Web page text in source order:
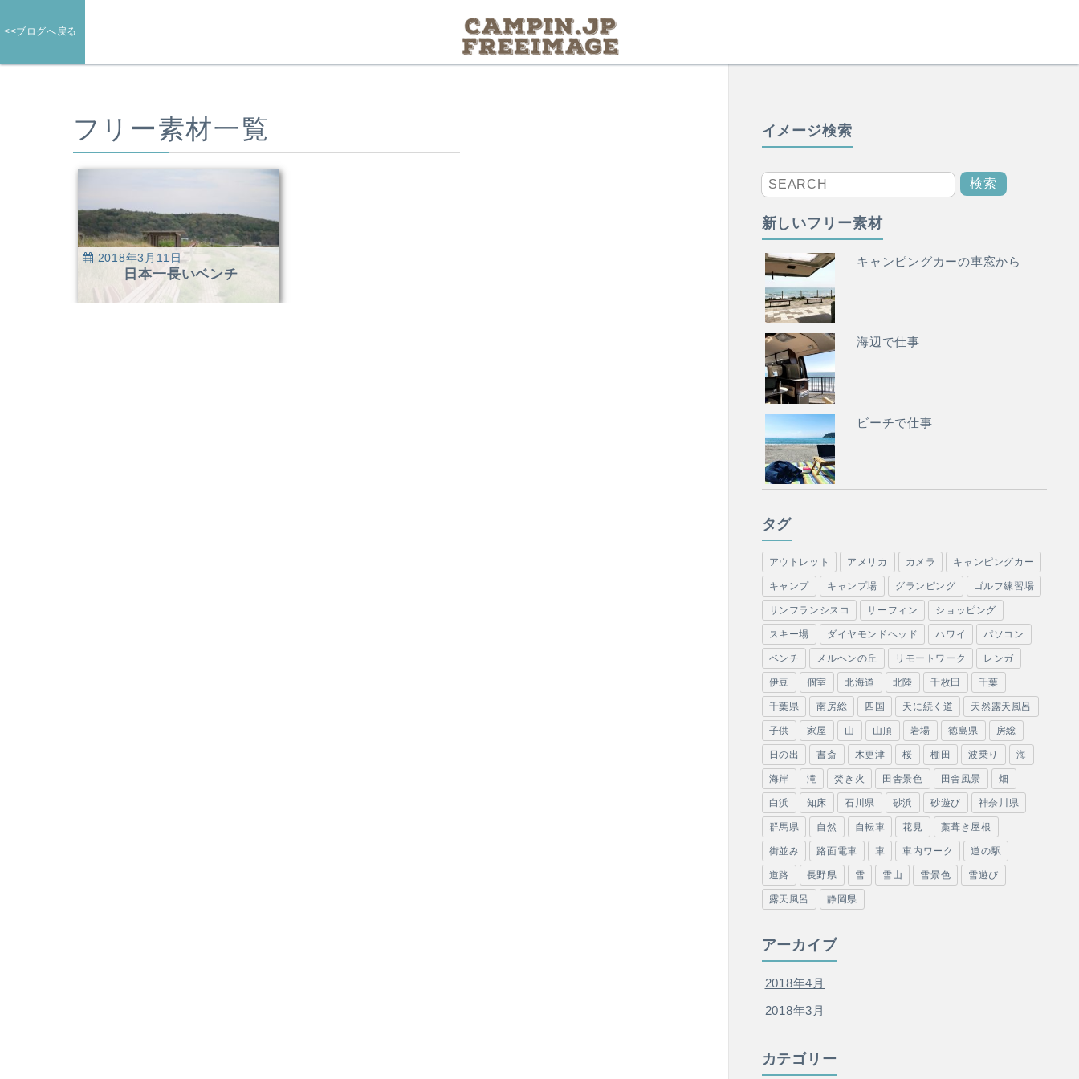
<<ブログへ戻る
フリー素材一覧
2018年3月11日
日本一長いベンチ
イメージ検索
新しいフリー素材
キャンピングカーの車窓から
海辺で仕事
ビーチで仕事
タグ
アウトレット アメリカ カメラ キャンピングカー
キャンプ キャンプ場 グランピング ゴルフ練習場
サンフランシスコ サーフィン ショッピング
スキー場 ダイヤモンドヘッド ハワイ パソコン
ベンチ メルヘンの丘 リモートワーク レンガ
伊豆 個室 北海道 北陸 千枚田 千葉
千葉県 南房総 四国 天に続く道 天然露天風呂
子供 家屋 山 山頂 岩場 徳島県 房総
日の出 書斎 木更津 桜 棚田 波乗り 海
海岸 滝 焚き火 田舎景色 田舎風景 畑
白浜 知床 石川県 砂浜 砂遊び 神奈川県
群馬県 自然 自転車 花見 藁葺き屋根
街並み 路面電車 車 車内ワーク 道の駅
道路 長野県 雪 雪山 雪景色 雪遊び
露天風呂 静岡県
アーカイブ
2018年4月
2018年3月
カテゴリー